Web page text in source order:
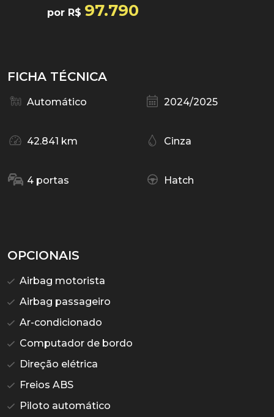
por R$ 97.790
FICHA TÉCNICA
Automático 2024/2025
42.841 km Cinza
4 portas Hatch
OPCIONAIS
Airbag motorista
Airbag passageiro
Ar-condicionado
Computador de bordo
Direção elétrica
Freios ABS
Piloto automático